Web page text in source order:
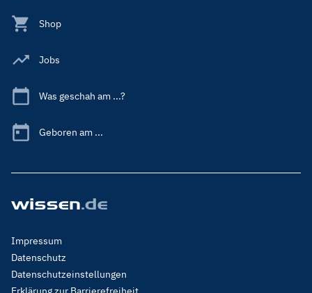
Shop
Jobs
Was geschah am ...?
Geboren am ...
Footer
Menu
Legal
Impressum
Datenschutz
Datenschutzeinstellungen